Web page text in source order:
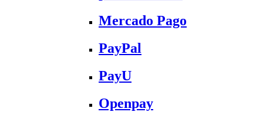
Mercado Pago
PayPal
PayU
Openpay